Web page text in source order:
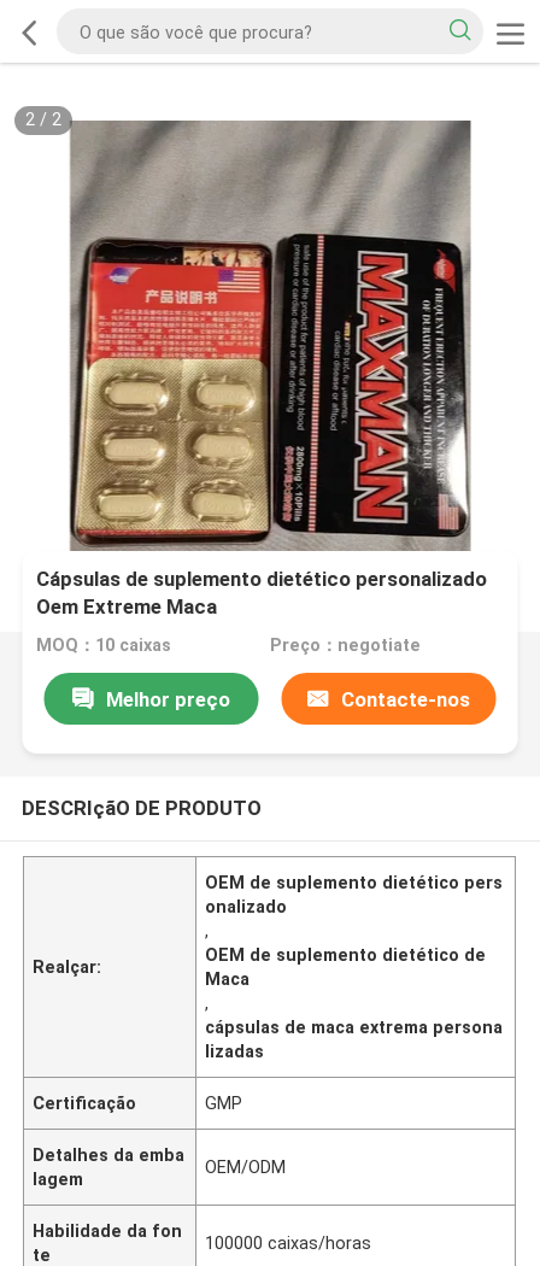
2/ 2
Cápsulas de suplemento dietético personalizado
Oem Extreme Maca
MOQ：10 caixas Preço：negotiate
Melhor preço Contacte-nos
DESCRIçãO DE PRODUTO
Realçar:
OEM de suplemento dietético pers
onalizado
,
OEM de suplemento dietético de
Maca
,
cápsulas de maca extrema persona
lizadas
Certificação GMP
Detalhes da emba
lagem
OEM/ODM
Habilidade da fon
te
100000 caixas/horas